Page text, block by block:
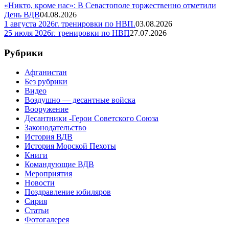
«Никто, кроме нас»: В Севастополе торжественно отметили
День ВДВ04.08.2026
1 августа 2026г. тренировки по НВП.03.08.2026
25 июля 2026г. тренировки по НВП27.07.2026
Рубрики
Афганистан
Без рубрики
Видео
Воздушно — десантные войска
Вооружение
Десантники -Герои Советского Союза
Законодательство
История ВДВ
История Морской Пехоты
Книги
Командующие ВДВ
Мероприятия
Новости
Поздравление юбиляров
Сирия
Статьи
Фотогалерея